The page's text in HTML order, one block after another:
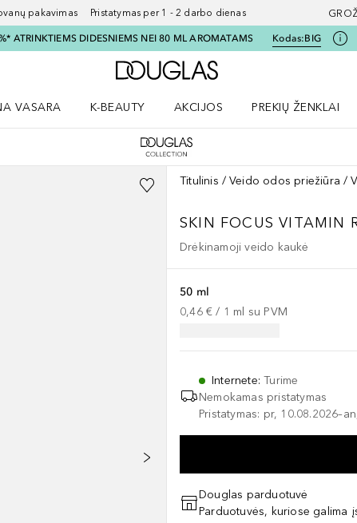
pakavimas Pristatymas per 1 - 2 darbo dienas
ATRINKTIEMS DIDESNIEMS NEI 80 ML AROMATAMS Kodas:BIG
Į Douglas pagrindinį
VASARA
K-BEAUTY
AKCIJOS
PREKIŲ ŽENKLAI
Titulinis Veido odos priežiūra
SKIN FOCUS VITAMIN
Drėkinamoji veido kaukė
50 ml
0,46 € / 1 ml su PVM
Internete:Turime
Nemokamas pristatymas
Pristatymas: pr,
Douglas parduotuvė
Parduotuvės, kuriose galima